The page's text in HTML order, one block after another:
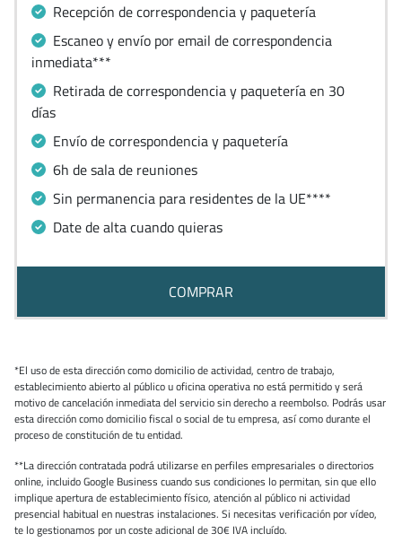
Recepción de correspondencia y paquetería
Escaneo y envío por email de correspondencia
inmediata***
Retirada de correspondencia y paquetería en 30
días
Envío de correspondencia y paquetería
6h de sala de reuniones
Sin permanencia para residentes de la UE****
Date de alta cuando quieras
COMPRAR
*El uso de esta dirección como domicilio de actividad, centro de trabajo,
establecimiento abierto al público u oficina operativa no está permitido y será
motivo de cancelación inmediata del servicio sin derecho a reembolso. Podrás usar
esta dirección como domicilio fiscal o social de tu empresa, así como durante el
proceso de constitución de tu entidad.
**La dirección contratada podrá utilizarse en perfiles empresariales o directorios
online, incluido Google Business cuando sus condiciones lo permitan, sin que ello
implique apertura de establecimiento físico, atención al público ni actividad
presencial habitual en nuestras instalaciones. Si necesitas verificación por vídeo,
te lo gestionamos por un coste adicional de 30€ IVA incluído.